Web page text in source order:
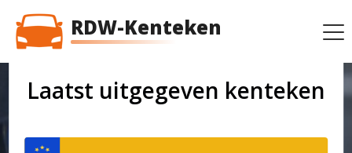
RDW-Kenteken
Laatst uitgegeven kenteken